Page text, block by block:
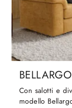
BELLARGO
Con salotti e
modello